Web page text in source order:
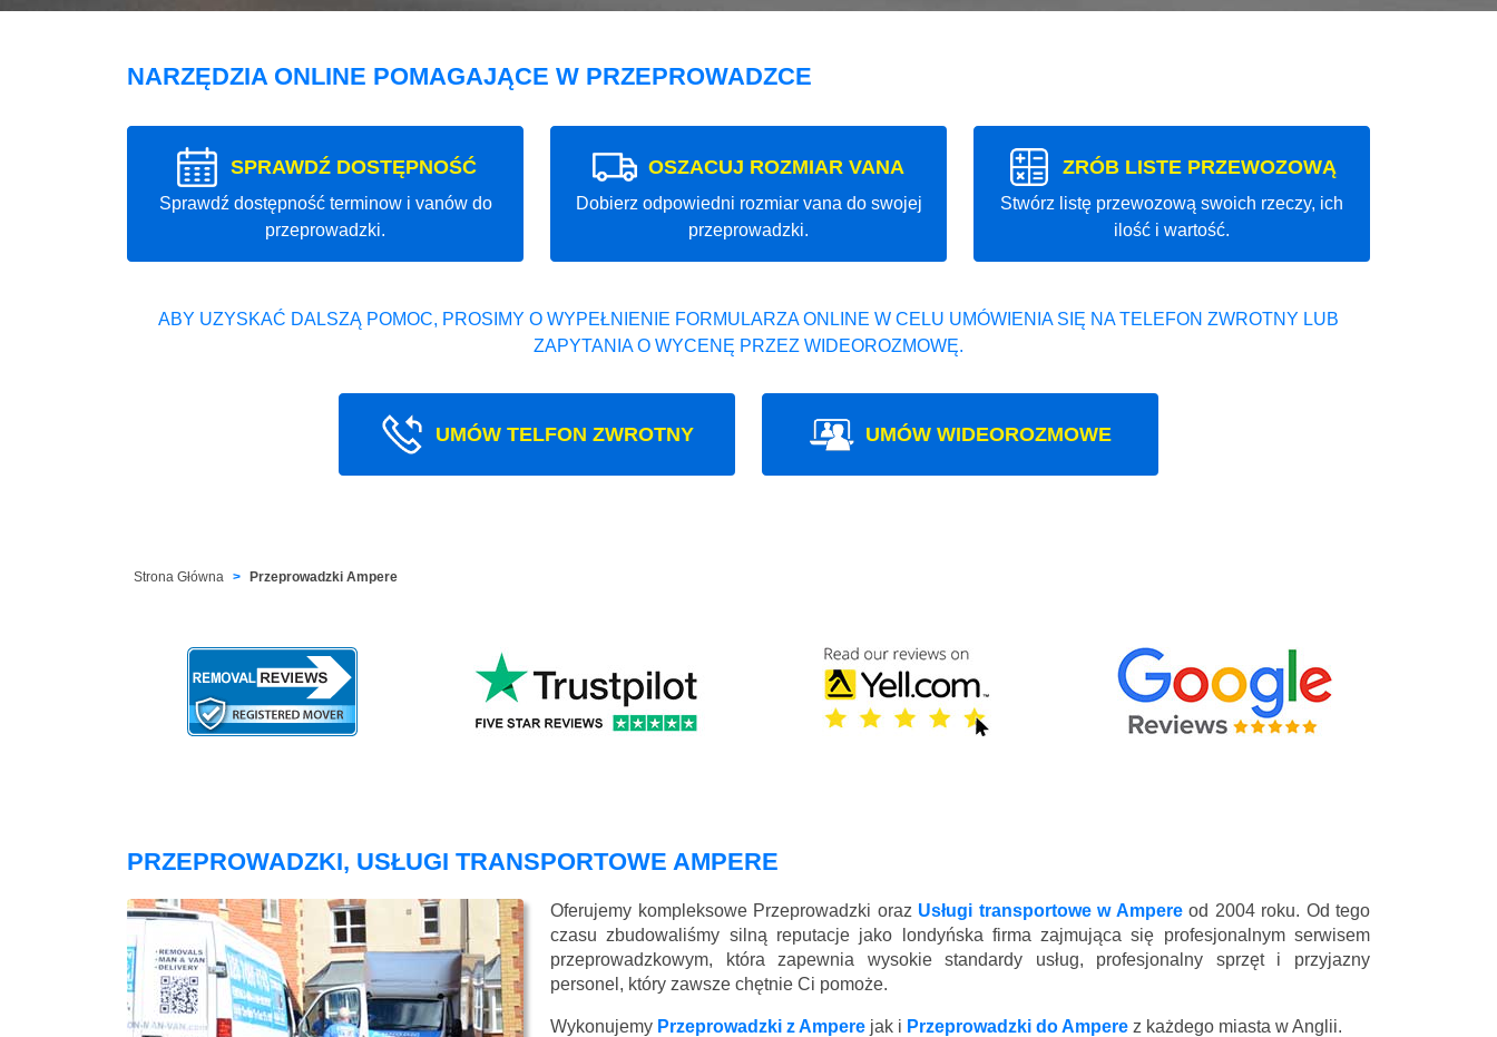
NARZĘDZIA ONLINE POMAGAJĄCE W PRZEPROWADZCE
SPRAWDŹ DOSTĘPNOŚĆ
Sprawdź dostępność terminow i vanów do
przeprowadzki.
OSZACUJ ROZMIAR VANA
Dobierz odpowiedni rozmiar vana do swojej
przeprowadzki.
ZRÓB LISTE PRZEWOZOWĄ
Stwórz listę przewozową swoich rzeczy, ich
ilość i wartość.
ABY UZYSKAĆ DALSZĄ POMOC, PROSIMY O WYPEŁNIENIE FORMULARZA ONLINE W CELU UMÓWIENIA SIĘ NA TELEFON ZWROTNY LUB
ZAPYTANIA O WYCENĘ PRZEZ WIDEOROZMOWĘ.
UMÓW TELFON ZWROTNY UMÓW WIDEOROZMOWE
Strona Główna Przeprowadzki Ampere
PRZEPROWADZKI, USŁUGI TRANSPORTOWE AMPERE
Oferujemy kompleksowe Przeprowadzki oraz Usługi transportowe w Ampereod 2004 roku. Od tego
czasu zbudowaliśmy silną reputacje jako londyńska firma zajmująca się profesjonalnym serwisem
przeprowadzkowym, która zapewnia wysokie standardy usług, profesjonalny sprzęt i przyjazny
personel, który zawsze chętnie Ci pomoże.
Wykonujemy Przeprowadzki z Ampere jak i Przeprowadzki do Ampere z każdego miasta w Anglii.